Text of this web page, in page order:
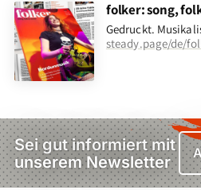
folker: song,
Gedruckt.
steady.page/de/
Sei gut informiert mit
unserem Newsletter